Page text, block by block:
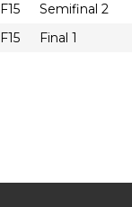
F15 Semifinal 2
F15 Final 1